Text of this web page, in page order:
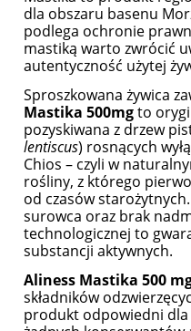
dla obszaru basenu
podlega ochronie
mastiką warto zwrócić
autentyczność użytej
Sproszkowana żywica
Mastika 500mgto
pozyskiwana z drzew
lentiscus) rosnących
Chios – czyli w
rośliny, z którego
od czasów
surowca oraz brak
technologicznej to
substancji aktywnych.
Aliness Mastika 500 m
składników
produkt odpowiedni dla